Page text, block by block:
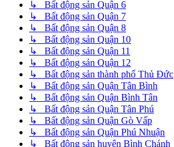
↳ Bất động sản Quận 6
↳ Bất động sản Quận 7
↳ Bất động sản Quận 8
↳ Bất động sản Quận 10
↳ Bất động sản Quận 11
↳ Bất động sản Quận 12
↳ Bất động sản thành phố Thủ Đức
↳ Bất động sản Quận Tân Bình
↳ Bất động sản Quận Bình Tân
↳ Bất động sản Quận Tân Phú
↳ Bất động sản Quận Gò Vấp
↳ Bất động sản Quận Phú Nhuận
↳ Bất động sản huyện Bình Chánh